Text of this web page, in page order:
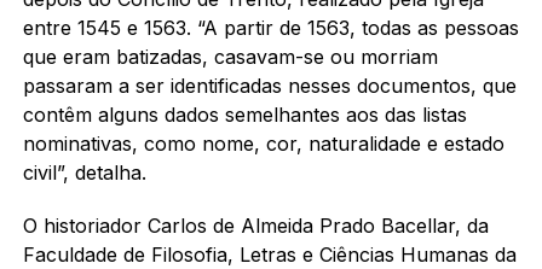
entre 1545 e 1563. “A partir de 1563, todas as pessoas
que eram batizadas, casavam-se ou morriam
passaram a ser identificadas nesses documentos, que
contêm alguns dados semelhantes aos das listas
nominativas, como nome, cor, naturalidade e estado
civil”, detalha.
O historiador Carlos de Almeida Prado Bacellar, da
Faculdade de Filosofia, Letras e Ciências Humanas da